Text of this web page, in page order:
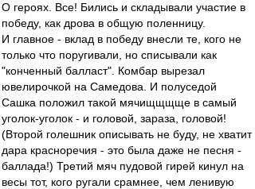
О героях. Все! Бились и складывали участие в
победу, как дрова в общую поленницу.
И главное - вклад в победу внесли те, кого не
только что поругивали, но списывали как
"конченный балласт". Комбар вырезал
ювелирочкой на Самедова. И полуседой
Сашка положил такой мячищщщще в самый
уголок-уголок - и головой, зараза, головой!
(Второй голешник описывать не буду, не хватит
дара красноречия - это была даже не песня -
баллада!) Третий мяч пудовой гирей кинул на
весы тот, кого ругали срамнее, чем ленивую